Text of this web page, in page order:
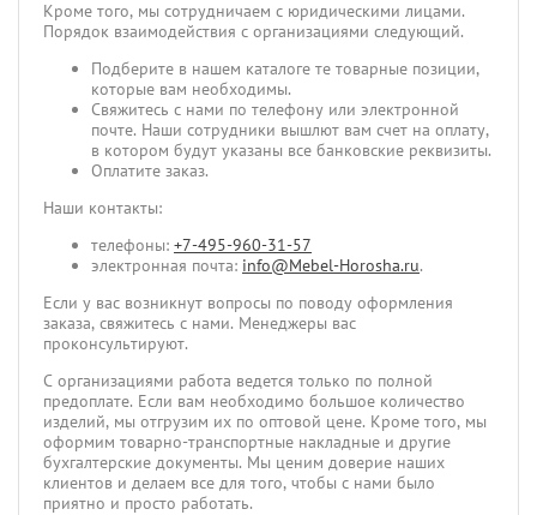
Кроме того, мы сотрудничаем с юридическими лицами.
Порядок взаимодействия с организациями следующий.
Подберите в нашем каталоге те товарные позиции,
которые вам необходимы.
Свяжитесь с нами по телефону или электронной
почте. Наши сотрудники вышлют вам счет на оплату,
в котором будут указаны все банковские реквизиты.
Оплатите заказ.
Наши контакты:
телефоны: +7-495-960-31-57
электронная почта: info@Mebel-Horosha.ru.
Если у вас возникнут вопросы по поводу оформления
заказа, свяжитесь с нами. Менеджеры вас
проконсультируют.
С организациями работа ведется только по полной
предоплате. Если вам необходимо большое количество
изделий, мы отгрузим их по оптовой цене. Кроме того, мы
оформим товарно-транспортные накладные и другие
бухгалтерские документы. Мы ценим доверие наших
клиентов и делаем все для того, чтобы с нами было
приятно и просто работать.